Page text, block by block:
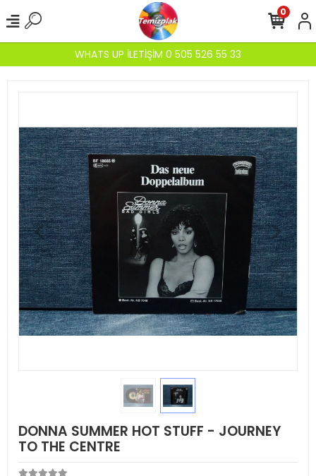
WHATS UP İLETİŞİM 0 505 526 55 33
0
DONNA SUMMER HOT STUFF - JOURNEY
TO THE CENTRE